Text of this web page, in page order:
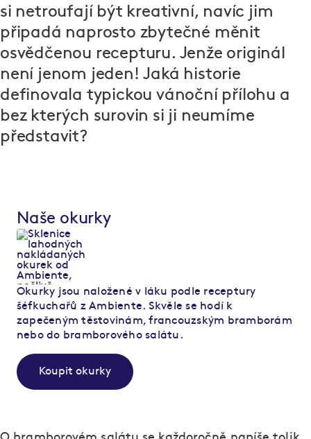
si netroufají být kreativní, navíc jim
připadá naprosto zbytečné měnit
osvědčenou recepturu. Jenže originál
není jenom jeden! Jaká historie
definovala typickou vánoční přílohu a
bez kterých surovin si ji neumíme
představit?
Naše okurky
Okurky jsou naložené v láku podle receptury
šéfkuchařů z Ambiente. Skvěle se hodí k
zapečeným těstovinám, francouzským bramborám
nebo do bramborového salátu.
Koupit okurky